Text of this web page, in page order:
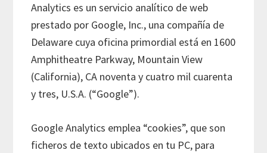
Analytics es un servicio analítico de web
prestado por Google, Inc., una compañía de
Delaware cuya oficina primordial está en 1600
Amphitheatre Parkway, Mountain View
(California), CA noventa y cuatro mil cuarenta
y tres, U.S.A. (“Google”).
Google Analytics emplea “cookies”, que son
ficheros de texto ubicados en tu PC, para